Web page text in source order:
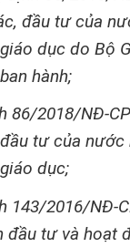
đầu tư của
dục do Bộ
hành;
86/2018/NĐ-
tư của nước
dục;
143/2016/NĐ-
đầu tư và hoạt